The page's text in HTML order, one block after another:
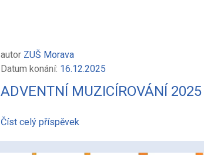
autor ZUŠ Morava
Datum konání: 16.12.2025
ADVENTNÍ MUZICÍROVÁNÍ 2025
Číst celý příspěvek